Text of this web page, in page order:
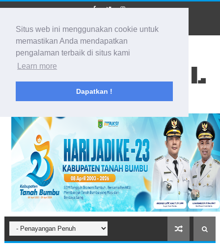
Situs web ini menggunakan cookie untuk
memastikan Anda mendapatkan
pengalaman terbaik di situs kami
Learn more
Dapatkan !
BIDIK KALSEL
Membidik Ke Segala Arah